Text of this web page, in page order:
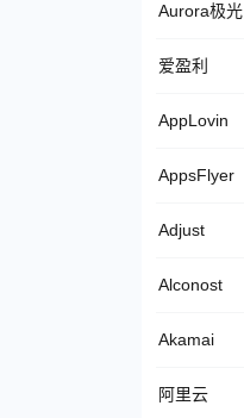
Aurora极光
爱盈利
AppLovin
AppsFlyer
Adjust
Alconost
Akamai
阿里云